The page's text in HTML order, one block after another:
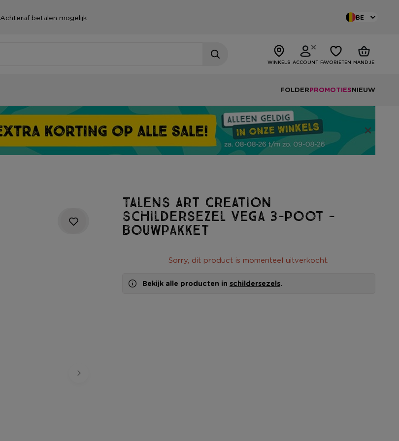
Achteraf betalen mogelijk BE
WINKELS ACCOUNT FAVORIETEN MANDJE
FOLDERPROMOTIESNIEUW
Talens Art Creation
schildersezel Vega 3-poot -
bouwpakket
Sorry, dit product is momenteel uitverkocht.
Bekijk alle producten in schildersezels.